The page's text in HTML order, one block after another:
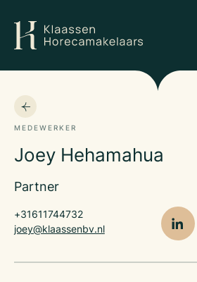
MEDEWERKER
Joey Hehamahua
Partner
+31611744732
joey@klaassenbv.nl